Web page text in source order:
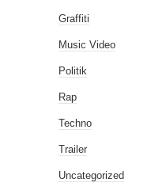
Graffiti
Music Video
Politik
Rap
Techno
Trailer
Uncategorized